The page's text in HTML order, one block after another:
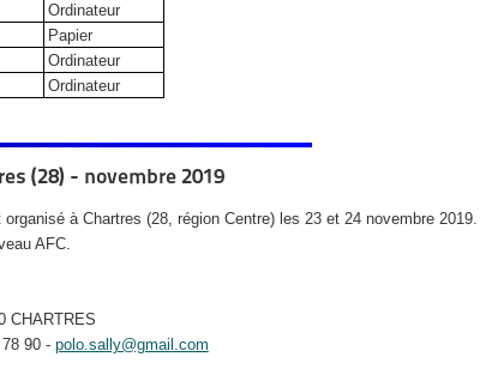
Ordinateur
Papier
Ordinateur
Ordinateur
(28) - novembre 2019
à Chartres (28, région Centre) les 23 et 24 novembre 2019.
AFC.
CHARTRES
90 - polo.sally@gmail.com